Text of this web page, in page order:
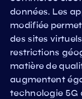
données. Les
modifiée
des sites
restrictions
matière de
augmentent
technologie 5G